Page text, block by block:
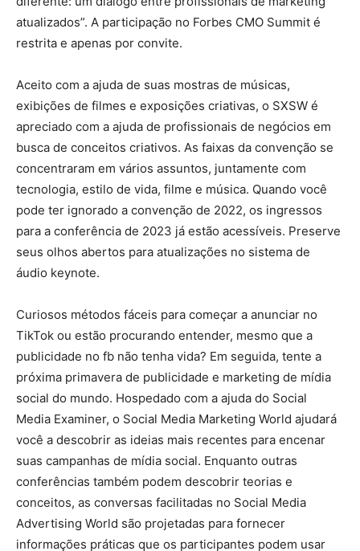
atualizados”. A participação no Forbes CMO Summit é
restrita e apenas por convite.
Aceito com a ajuda de suas mostras de músicas,
exibições de filmes e exposições criativas, o SXSW é
apreciado com a ajuda de profissionais de negócios em
busca de conceitos criativos. As faixas da convenção se
concentraram em vários assuntos, juntamente com
tecnologia, estilo de vida, filme e música. Quando você
pode ter ignorado a convenção de 2022, os ingressos
para a conferência de 2023 já estão acessíveis. Preserve
seus olhos abertos para atualizações no sistema de
áudio keynote.
Curiosos métodos fáceis para começar a anunciar no
TikTok ou estão procurando entender, mesmo que a
publicidade no fb não tenha vida? Em seguida, tente a
próxima primavera de publicidade e marketing de mídia
social do mundo. Hospedado com a ajuda do Social
Media Examiner, o Social Media Marketing World ajudará
você a descobrir as ideias mais recentes para encenar
suas campanhas de mídia social. Enquanto outras
conferências também podem descobrir teorias e
conceitos, as conversas facilitadas no Social Media
Advertising World são projetadas para fornecer
informações práticas que os participantes podem usar